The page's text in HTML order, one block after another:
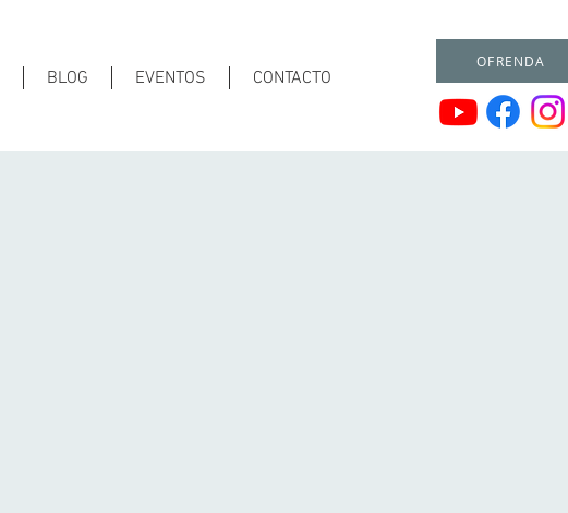
BLOG EVENTOS CONTACTO
OFRENDA